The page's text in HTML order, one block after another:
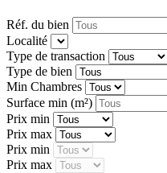
Réf. du bien
Localité
Type de transaction
Type de bien
Min Chambres
Surface min (m²)
Prix min
Prix max
Prix min
Prix max